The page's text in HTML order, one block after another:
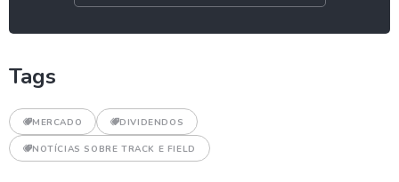
Tags
MERCADO DIVIDENDOS
NOTÍCIAS SOBRE TRACK E FIELD